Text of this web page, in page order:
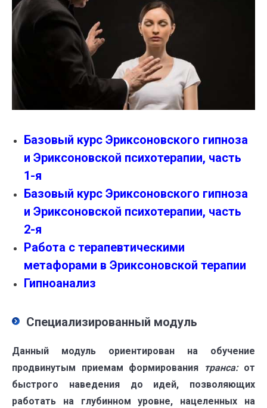
Базовый курс Эриксоновского гипноза
и Эриксоновской психотерапии, часть
1-я
Базовый курс Эриксоновского гипноза
и Эриксоновской психотерапии, часть
2-я
Работа с терапевтическими
метафорами в Эриксоновской терапии
Гипноанализ
Специализированный модуль
Данный модуль ориентирован на обучение
продвинутым приемам формирования
транса:от
быстрого наведения до идей, позволяющих
работать на глубинном уровне, нацеленных на